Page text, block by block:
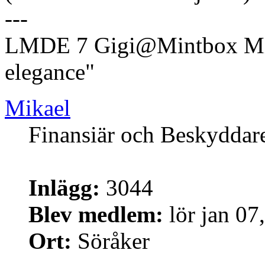
---
LMDE 7 Gigi@Mintbox
elegance"
Mikael
Finansiär och
Inlägg: 3044
Blev medlem: lör jan
Ort: Söråker